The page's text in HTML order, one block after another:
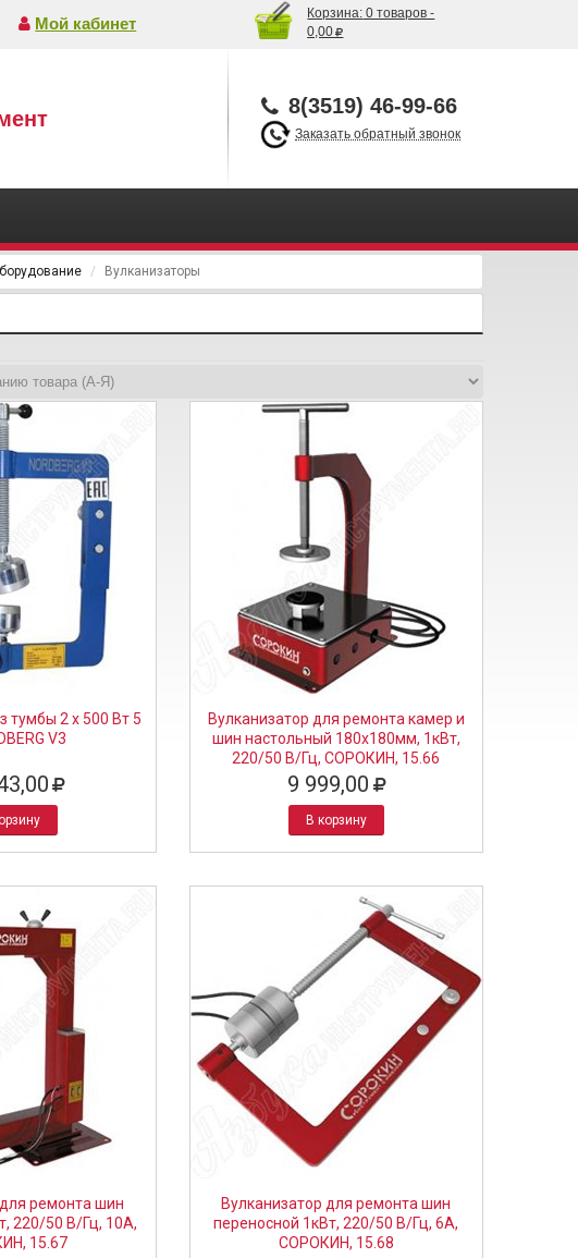
Мой кабинет
Корзина: 0 товаров -
0,00
8(3519) 46-99-66
Заказать обратный звонок
Вулканизаторы
тумбы 2 х 500 Вт 5
V3
Вулканизатор для ремонта камер и
шин настольный 180х180мм, 1кВт,
220/50 В/Гц, СОРОКИН, 15.66
9 999,00
В корзину
ремонта шин
220/50 В/Гц, 10А,
15.67
Вулканизатор для ремонта шин
переносной 1кВт, 220/50 B/Гц, 6А,
СОРОКИН, 15.68